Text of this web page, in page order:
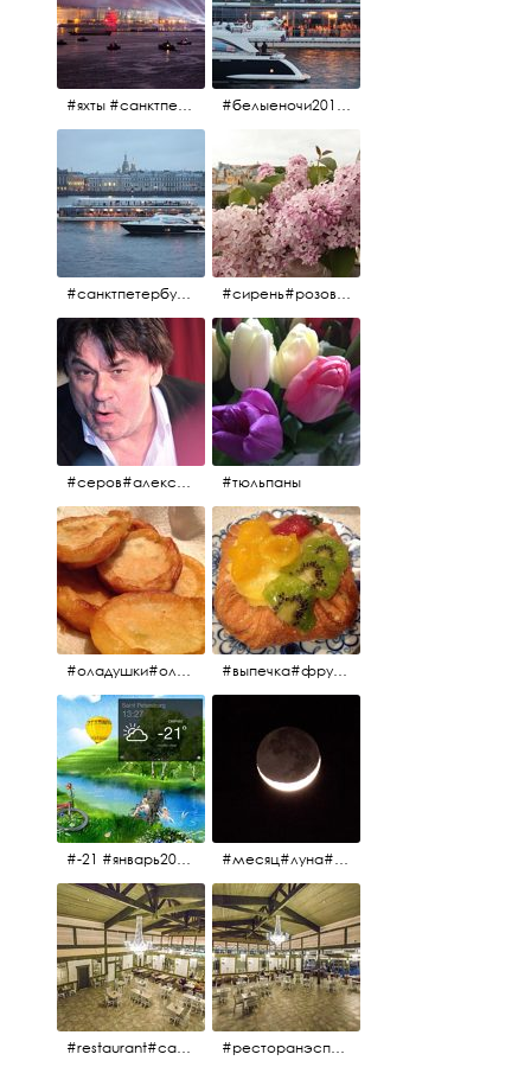
#яхты #санктпетербург #нева #белыеночи2012 #алыепаруса #алыепаруса2012#парусник#салют#фейерверк #белыеночи2012 #белыеночи #2012 #нева #санктпетербург #яхты
#санктпетербург #нева#яхты#2012 #белыеночи#белыеночи2012 #сирень#розоваясирень#натюрморт#натюрмортсцветами#2012#весна2012
#серов#александрсеров#певец#народныйартист#эстрадныйпевец#композитор#тыменялюбишь#мадонна#ялюблютебядослёз #тюльпаны
#оладушки#оладушкинакефире #оладушкисяблоками #кефир#яблоки С утра испёк, на кефире с яблоками. #выпечка#фрукты#пекарня#зима
#-21 #январь2017 #зима2017 #санктпетербург2017 #месяц#луна#африканскаялуна#moon#moon🌙
#restaurant#candidates #aspila #restaurantaspils ресторан#ресторанэспиля#эспланада#концертнаяэстрада #ресторанэспиля#restaurantaspils#aspila#candidates#эспланада#концертнаяэстрада